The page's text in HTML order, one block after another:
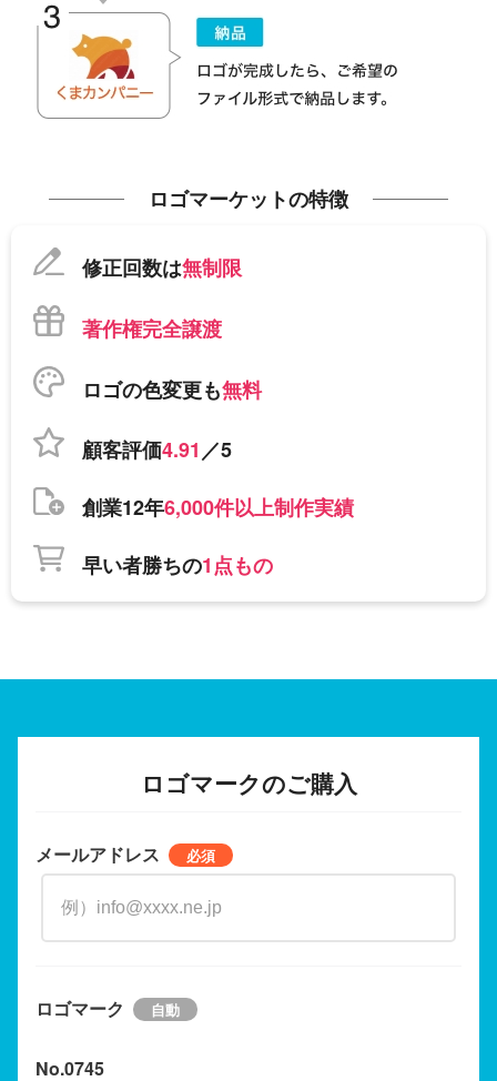
ロゴマーケットの特徴
修正回数は無制限
著作権完全譲渡
ロゴの色変更も無料
顧客評価4.91／5
創業12年6,000件以上制作実績
早い者勝ちの1点もの
ロゴマークのご購入
メールアドレス
ロゴマーク
No.0745